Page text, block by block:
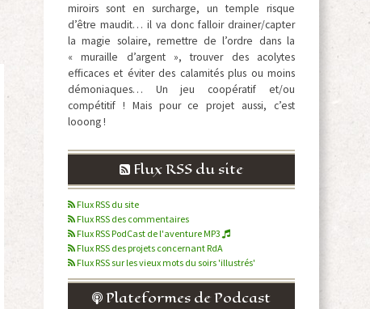
miroirs sont en surcharge, un temple risque
d’être maudit… il va donc falloir drainer/capter
la magie solaire, remettre de l’ordre dans la
« muraille d’argent », trouver des acolytes
efficaces et éviter des calamités plus ou moins
démoniaques… Un jeu coopératif et/ou
compétitif ! Mais pour ce projet aussi, c’est
looong !
Flux RSS du site
Flux RSS du site
Flux RSS des commentaires
Flux RSS PodCast de l'aventure MP3
Flux RSS des projets concernant RdA
Flux RSS sur les vieux mots du soirs 'illustrés'
Plateformes de Podcast